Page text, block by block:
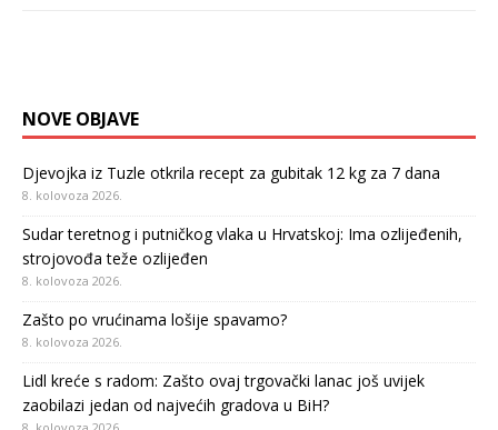
NOVE OBJAVE
Djevojka iz Tuzle otkrila recept za gubitak 12 kg za 7 dana
8. kolovoza 2026.
Sudar teretnog i putničkog vlaka u Hrvatskoj: Ima ozlijeđenih,
strojovođa teže ozlijeđen
8. kolovoza 2026.
Zašto po vrućinama lošije spavamo?
8. kolovoza 2026.
Lidl kreće s radom: Zašto ovaj trgovački lanac još uvijek
zaobilazi jedan od najvećih gradova u BiH?